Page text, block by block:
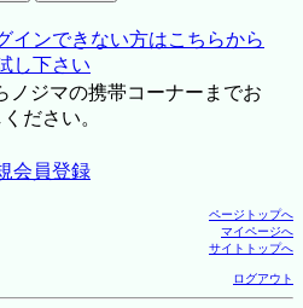
インできない方はこちらから
し下さい
ジマの携帯コーナーまでお
ださい。
会員登録
ページトップへ
マイページへ
サイトトップへ
ログアウト